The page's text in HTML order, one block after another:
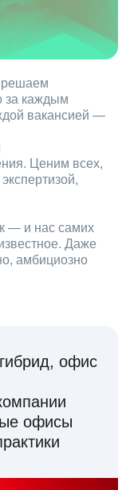
за каждым
вакансией —
Ценим всех,
— и нас самих
Даже
амбициозно
офис
офисы